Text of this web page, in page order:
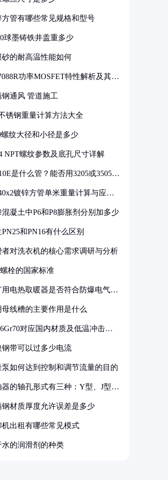
方管有哪些常见规格和型号
球墨铸铁井盖重多少
砂的耐高温性能如何
功率MOSFET特性解析及其在
钢通风 管道施工
锈钢重量计算方法大全
纹大径和小径是多少
NPT螺纹参数及底孔尺寸详解
是什么管？能否用3205或3505代
镀锌方管单米重量计算与应用
混凝土中P6和P8膨胀剂分别加多少
和PN16有什么区别
者对洗衣机的核心需求调研与分析
栓的国家标准
用电热取暖器是否符合防爆电气设
母线槽的主要作用是什么
对应国内材质及低温冲击要
钢带可以过多少电流
泵如何达到控制和调节流量的目的
器的轴孔形式有三种：Y型、J型、
钢材质厚度允许误差是多少
机出租有哪些常见模式
水的润滑剂的种类